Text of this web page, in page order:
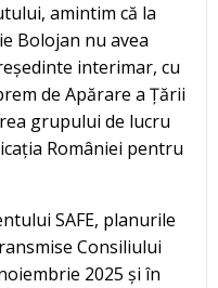
amintim că la
Bolojan nu avea
interimar, cu
de Apărare a Țării
grupului de lucru
României pentru
SAFE, planurile
Consiliului
2025 și în